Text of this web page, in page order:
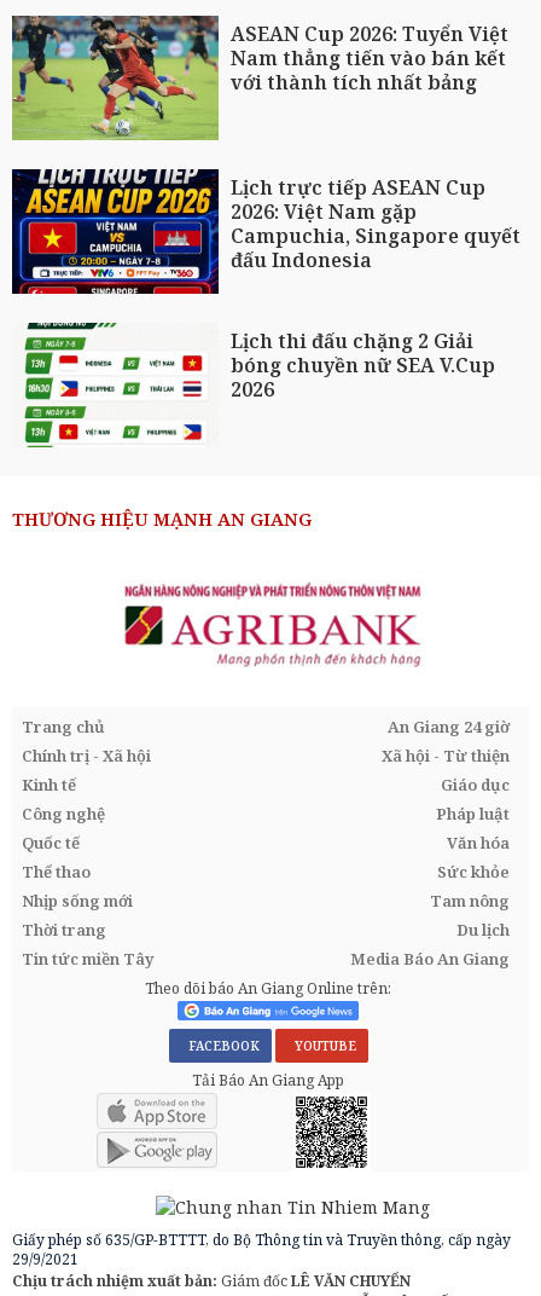
ASEAN Cup 2026: Tuyển Việt
Nam thẳng tiến vào bán kết
với thành tích nhất bảng
Lịch trực tiếp ASEAN Cup
2026: Việt Nam gặp
Campuchia, Singapore quyết
đấu Indonesia
Lịch thi đấu chặng 2 Giải
bóng chuyền nữ SEA V.Cup
2026
THƯƠNG HIỆU MẠNH AN GIANG
Trang chủ
An Giang 24 giờ
Chính trị - Xã hội
Xã hội - Từ thiện
Kinh tế
Giáo dục
Công nghệ
Pháp luật
Quốc tế
Văn hóa
Thể thao
Sức khỏe
Nhịp sống mới
Tam nông
Thời trang
Du lịch
Tin tức miền Tây
Media Báo An Giang
Theo dõi báo An Giang Online trên:
FACEBOOK YOUTUBE
Tải Báo An Giang App
Giấy phép số 635/GP-BTTTT, do Bộ Thông tin và Truyền thông, cấp ngày
29/9/2021
Chịu trách nhiệm xuất bản: Giám đốcLÊ VĂN CHUYỂN